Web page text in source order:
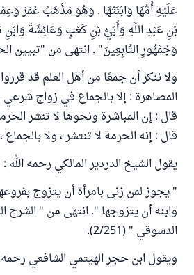
عَلَيْهِ أُمُّهَا وَابْنَتُهَا . وَهُوَ مَذْهَبُ عُمَرَ
بْنِ عَبْدِ اللَّهِ وَأُبَيُّ بْنِ كَعْبٍ وَعَائِشَةَ
وَجُمْهُورِ التَّابِعِينَ" . انتهى من "تبيين
ولا ننكر أن جمعًا من أهل العلم قد
المصاهرة : إلا بالجماع في زواج
قال : إن المباشرة ونحوها لا تنشر
قال : إنه الحرمة لا تنتشر ، ولا
يقول الشيخ الدردير المالكي رحمه الله :
" يجوز لمن زنى بامرأة أن يتزوج
وابنه أن يتزوجها ". انتهى من " الشرح
الدسوقي " (2/251).
ويقول ابن حجر الهيتمي الشافعي رحمه